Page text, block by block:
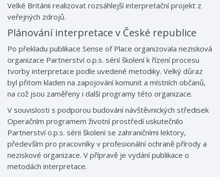
Velké Británii realizovat rozsáhlejší interpretační projekt z
veřejných zdrojů.
Plánování interpretace v České republice
Po překladu publikace Sense of Place organizovala nezisková
organizace Partnerství o.p.s. sérií školení k řízení procesu
tvorby interpretace podle uvedené metodiky. Velký důraz
byl přitom kladen na zapojování komunit a místních občanů,
na což jsou zaměřeny i další programy této organizace.
V souvislosti s podporou budování návštěvnických středisek
Operačním programem životní prostředí uskutečnilo
Partnerství o.p.s. sérii školení se zahraničními lektory,
především pro pracovníky v profesionální ochraně přírody a
neziskové organizace. V přípravě je vydání publikace o
metodách interpretace.